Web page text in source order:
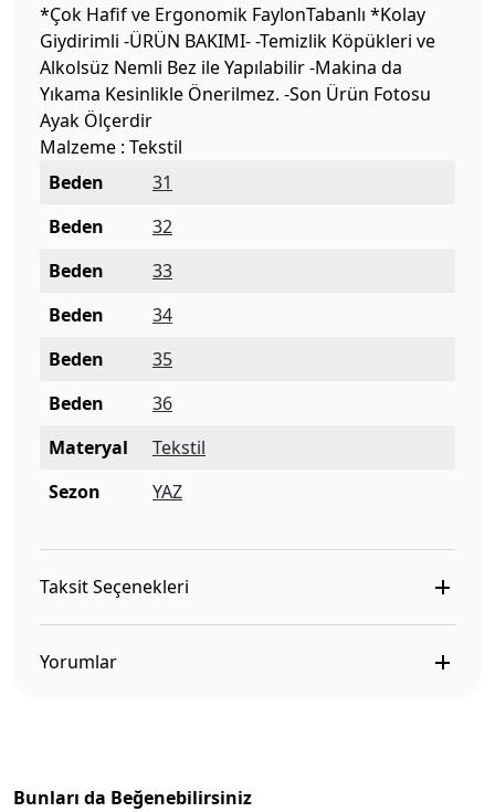
*Çok Hafif ve Ergonomik FaylonTabanlı *Kolay
Giydirimli -ÜRÜN BAKIMI- -Temizlik Köpükleri ve
Alkolsüz Nemli Bez ile Yapılabilir -Makina da
Yıkama Kesinlikle Önerilmez. -Son Ürün Fotosu
Ayak Ölçerdir
Malzeme : Tekstil
Beden
31
Beden
32
Beden
33
Beden
34
Beden
35
Beden
36
Materyal
Tekstil
Sezon
YAZ
Taksit Seçenekleri
Yorumlar
Bunları da Beğenebilirsiniz